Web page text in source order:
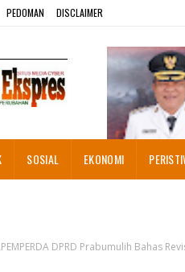
PEDOMAN DISCLAIMER
SOSIAL EKONOMI
DPRD Prabumulih Bahas